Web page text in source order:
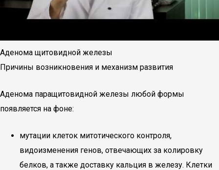
Аденома щитовидной железы
Причины возникновения и механизм развития
Аденома паращитовидной железы любой формы
появляется на фоне:
мутации клеток митотического контроля,
видоизменения генов, отвечающих за колировку
белков, а также доставку кальция в железу. Клетки